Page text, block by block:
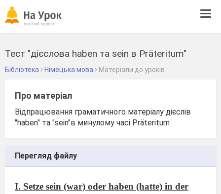
Тест "дієслова haben та sein в Präteritum"
Бібліотека Німецька мова Матеріали до уроків
Про матеріал
Відпрацювання граматичного матеріалу дієслів
"haben" та "sein"в минулому часі Präteritum
Перегляд файлу
I. Setze sein (war) oder haben (hatte) in der